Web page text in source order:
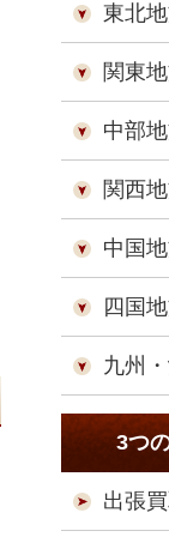
東北
関東
中部
関西
中国
四国
九州
3つ
出張